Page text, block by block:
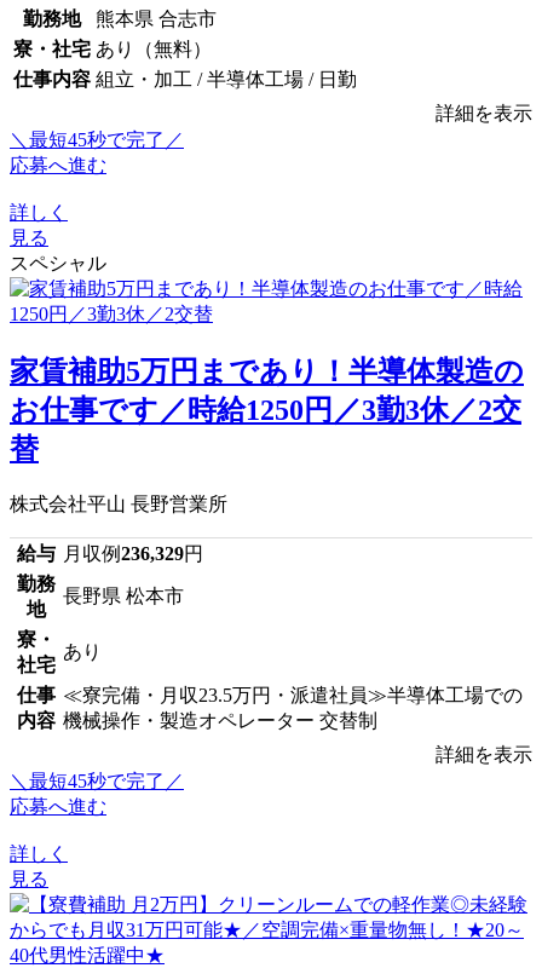
勤務地
熊本県 合志市
寮・社宅 あり（無料）
仕事内容 組立・加工 / 半導体工場 / 日勤
詳細を表示
＼最短45秒で完了／
応募へ進む
詳しく
見る
スペシャル
家賃補助5万円まであり！半導体製造の
お仕事です／時給1250円／3勤3休／2交
替
株式会社平山 長野営業所
給与 月収例236,329円
勤務
地
長野県 松本市
寮・
社宅
あり
仕事
内容
≪寮完備・月収23.5万円・派遣社員≫半導体工場での
機械操作・製造オペレーター 交替制
詳細を表示
＼最短45秒で完了／
応募へ進む
詳しく
見る